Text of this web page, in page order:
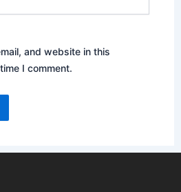
and website in this
I comment.